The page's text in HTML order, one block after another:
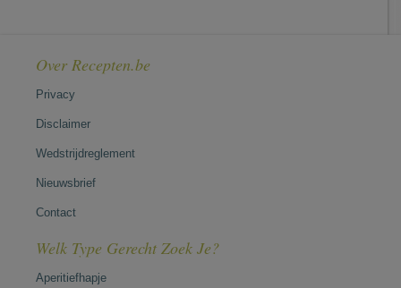
Over Recepten.be
Privacy
Disclaimer
Wedstrijdreglement
Nieuwsbrief
Contact
Welk Type Gerecht Zoek Je?
Aperitiefhapje